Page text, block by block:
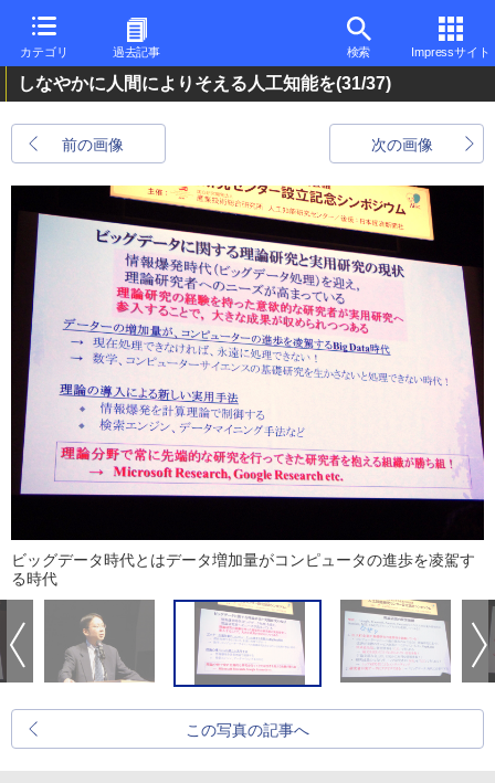
カテゴリ 過去記事 検索 Impressサイト
しなやかに人間によりそえる人工知能を(31/37)
前の画像 次の画像
ビッグデータ時代とはデータ増加量がコンピュータの進歩を凌駕す
る時代
この写真の記事へ